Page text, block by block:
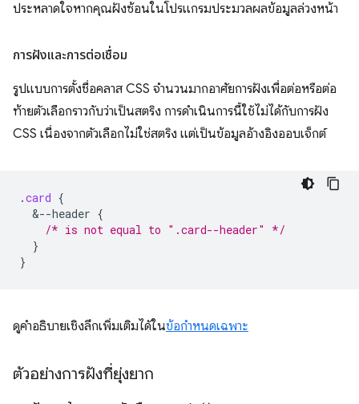
ประหลาดใจหากคุณฝังซ้อนในโปรแกรมประมวลผลข้อมูลล่วงหน้า
การฝังและการต่อเชื่อม
รูปแบบการตั้งชื่อคลาส CSS จำนวนมากอาศัยการฝังเพื่อต่อหรือต่อ
ท้ายตัวเลือกราวกับว่าเป็นสตริง การดำเนินการนี้ใช้ไม่ได้กับการฝัง
CSS เนื่องจากตัวเลือกไม่ใช่สตริง แต่เป็นข้อมูลอ้างอิงออบเจ็กต์
.card {
&--header {
/* is not equal to ".card--header" */
}
}
ดูคำอธิบายเชิงลึกเพิ่มเติมได้ในข้อกำหนดเฉพาะ
ตัวอย่างการฝังที่ยุ่งยาก